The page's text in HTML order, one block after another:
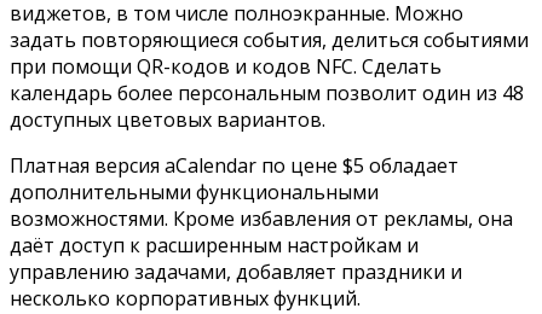
виджетов, в том числе полноэкранные. Можно
задать повторяющиеся события, делиться событиями
при помощи QR-кодов и кодов NFC. Сделать
календарь более персональным позволит один из 48
доступных цветовых вариантов.
Платная версия aCalendar по цене $5 обладает
дополнительными функциональными
возможностями. Кроме избавления от рекламы, она
даёт доступ к расширенным настройкам и
управлению задачами, добавляет праздники и
несколько корпоративных функций.